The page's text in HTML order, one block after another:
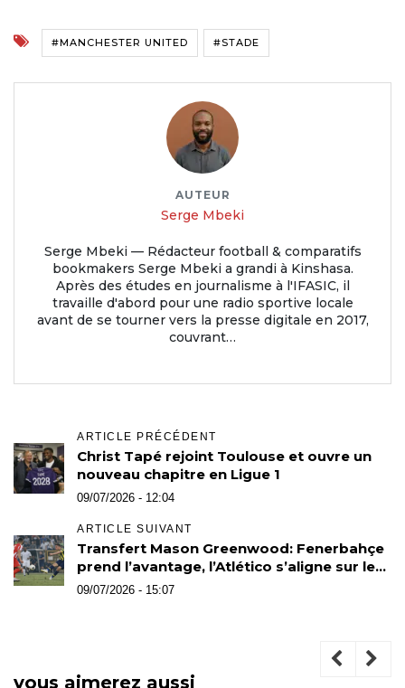
#MANCHESTER UNITED #STADE
AUTEUR
Serge Mbeki
Serge Mbeki — Rédacteur football & comparatifs
bookmakers Serge Mbeki a grandi à Kinshasa.
Après des études en journalisme à l'IFASIC, il
travaille d'abord pour une radio sportive locale
avant de se tourner vers la presse digitale en 2017,
couvrant…
ARTICLE PRÉCÉDENT
Christ Tapé rejoint Toulouse et ouvre un
nouveau chapitre en Ligue 1
09/07/2026 - 12:04
ARTICLE SUIVANT
Transfert Mason Greenwood: Fenerbahçe
prend l’avantage, l’Atlético s’aligne sur le
prix de l’OM
09/07/2026 - 15:07
vous aimerez aussi